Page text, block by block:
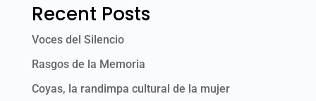
Recent Posts
Voces del Silencio
Rasgos de la Memoria
Coyas, la randimpa cultural de la mujer